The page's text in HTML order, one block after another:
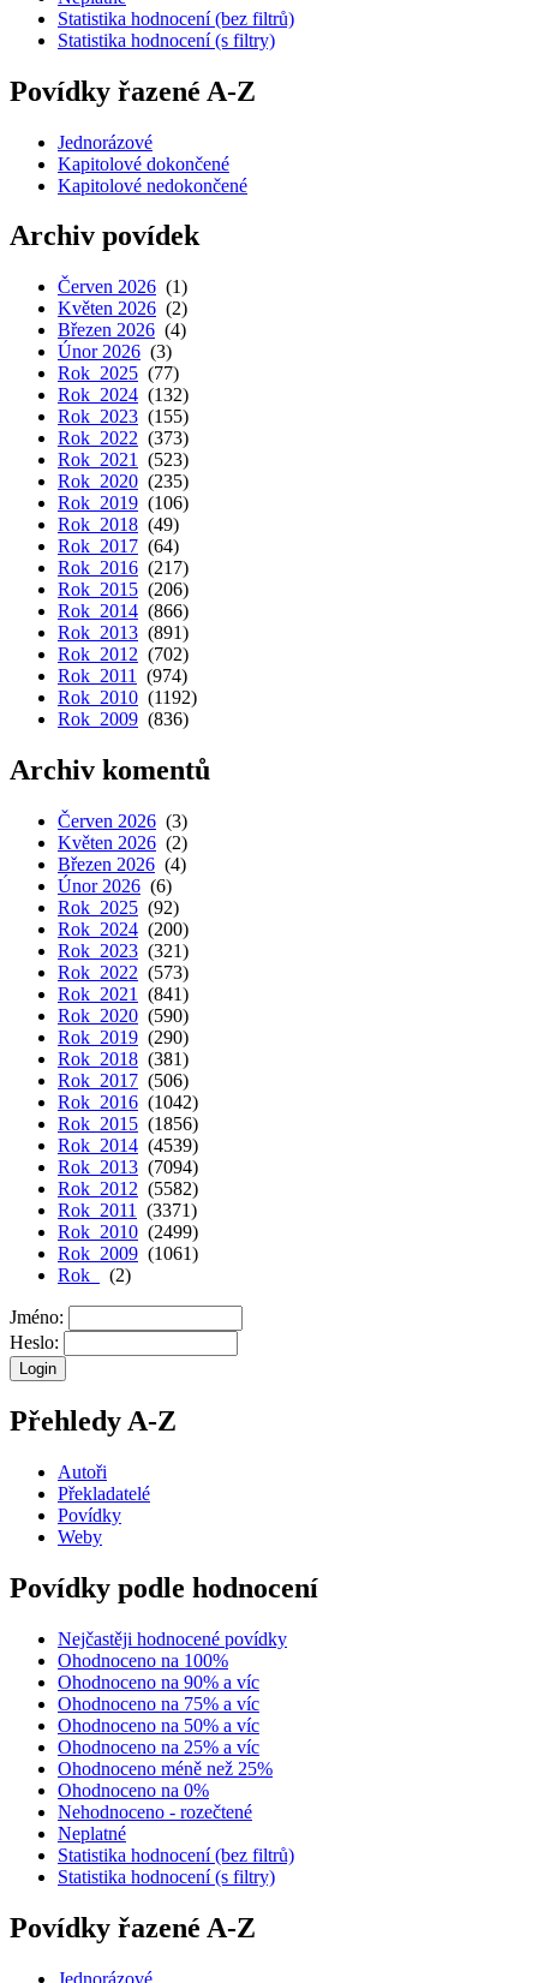
Statistika hodnocení (bez filtrů)
Statistika hodnocení (s filtry)
Povídky řazené A-Z
Jednorázové
Kapitolové dokončené
Kapitolové nedokončené
Archiv povídek
Červen 2026 (1)
Květen 2026 (2)
Březen 2026 (4)
Únor 2026 (3)
Rok 2025 (77)
Rok 2024 (132)
Rok 2023 (155)
Rok 2022 (373)
Rok 2021
(523)
Rok 2020 (235)
Rok 2019 (106)
Rok 2018 (49)
Rok 2017 (64)
Rok 2016 (217)
Rok 2015 (206)
Rok 2014 (866)
Rok 2013 (891)
Rok 2012 (702)
Rok 2011
(974)
Rok 2010 (1192)
Rok 2009 (836)
Archiv komentů
Červen 2026 (3)
Květen 2026 (2)
Březen 2026 (4)
Únor 2026 (6)
Rok 2025 (92)
Rok 2024 (200)
Rok 2023 (321)
Rok 2022 (573)
Rok 2021
(841)
Rok 2020 (590)
Rok 2019 (290)
Rok 2018 (381)
Rok 2017 (506)
Rok 2016 (1042)
Rok 2015 (1856)
Rok 2014 (4539)
Rok 2013 (7094)
Rok 2012 (5582)
Rok 2011
(3371)
Rok 2010 (2499)
Rok 2009 (1061)
Rok
(2)
Jméno:
Heslo:
Přehledy A-Z
Autoři
Překladatelé
Povídky
Weby
Povídky podle hodnocení
Nejčastěji hodnocené povídky
Ohodnoceno na 100%
Ohodnoceno na 90% a víc
Ohodnoceno na 75% a víc
Ohodnoceno na 50% a víc
Ohodnoceno na 25% a víc
Ohodnoceno méně než 25%
Ohodnoceno na 0%
Nehodnoceno - rozečtené
Neplatné
Statistika hodnocení (bez filtrů)
Statistika hodnocení (s filtry)
Povídky řazené A-Z
Jednorázové